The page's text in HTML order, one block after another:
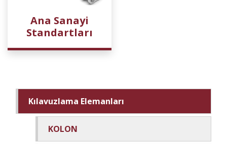
Ana Sanayi
Standartları
Kılavuzlama Elemanları
KOLON